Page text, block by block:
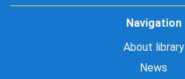
Navigation
About library
News